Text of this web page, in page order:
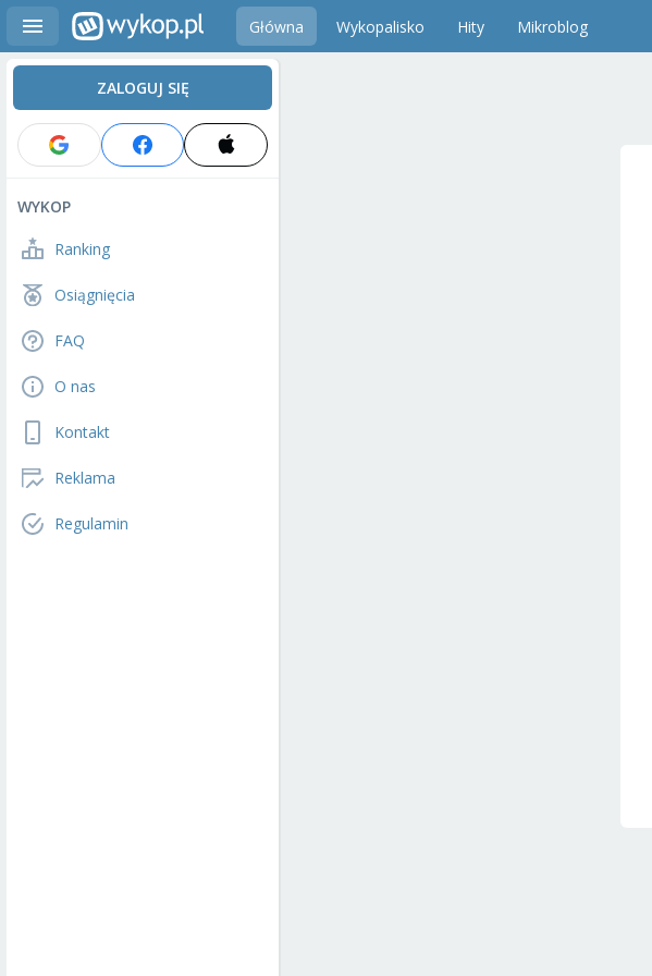
Główna Wykopalisko Hity Mikroblog
ZALOGUJ SIĘ
WYKOP
Ranking
Osiągnięcia
FAQ
O nas
Kontakt
Reklama
Regulamin